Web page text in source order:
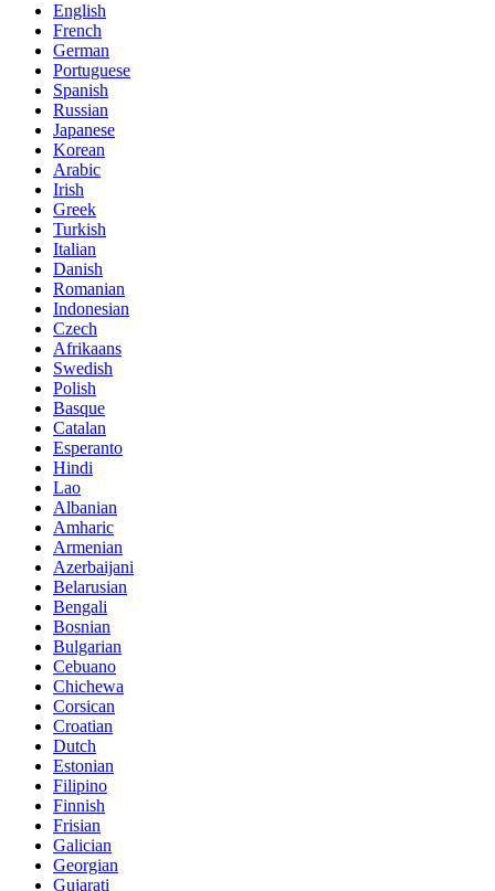
English
French
German
Portuguese
Spanish
Russian
Japanese
Korean
Arabic
Irish
Greek
Turkish
Italian
Danish
Romanian
Indonesian
Czech
Afrikaans
Swedish
Polish
Basque
Catalan
Esperanto
Hindi
Lao
Albanian
Amharic
Armenian
Azerbaijani
Belarusian
Bengali
Bosnian
Bulgarian
Cebuano
Chichewa
Corsican
Croatian
Dutch
Estonian
Filipino
Finnish
Frisian
Galician
Georgian
Gujarati